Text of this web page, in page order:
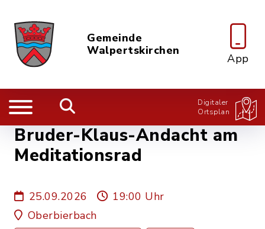
Gemeinde
Walpertskirchen
App
Digitaler
Ortsplan
Bruder-Klaus-Andacht am
Meditationsrad
25.09.2026
19:00 Uhr
Oberbierbach